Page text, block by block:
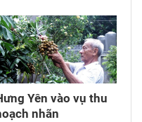
Yên vào vụ thu
nhãn